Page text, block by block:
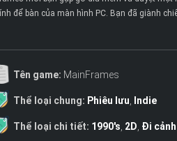
để bàn của màn hình PC. Bạn đã giành
Tên game: MainFrames
Thể loại chung: Phiêu lưu, Indie
Thể loại chi tiết: 1990's, 2D, Đi cảnh